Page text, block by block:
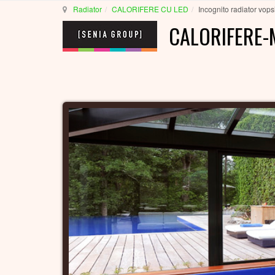
Radiator CALORIFERE CU LED Incognito radiator